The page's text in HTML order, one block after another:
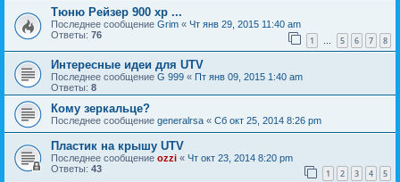
Тюню Рейзер 900 xp ...
Последнее сообщение Grim « Чт янв 29, 2015 11:40 am
Ответы: 76 1 … 5 6 7 8
Интересные идеи для UTV
Последнее сообщение G 999 « Пт янв 09, 2015 1:40 am
Ответы: 8
Кому зеркальце?
Последнее сообщение generalrsa « Сб окт 25, 2014 8:26 pm
Пластик на крышу UTV
Последнее сообщение ozzi « Чт окт 23, 2014 8:20 pm
Ответы: 43 1 2 3 4 5